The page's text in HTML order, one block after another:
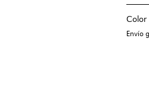
Color
Envío